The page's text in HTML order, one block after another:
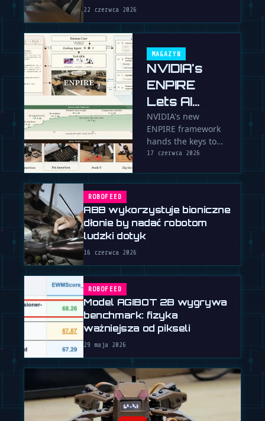
22 czerwca 2026
MAGAZYN
NVIDIA's
ENPIRE
Lets AI
Agents Run
a Robot
Research
Humans
NVIDIA's new
ENPIRE framework
hands the keys to
AI coding agents,
17 czerwca 2026
ROBOFEED
ABB wykorzystuje bioniczne
dłonie by nadać robotom
ludzki dotyk
16 czerwca 2026
ROBOFEED
Model AGIBOT 2B wygrywa
benchmark: fizyka
ważniejsza od pikseli
29 maja 2026